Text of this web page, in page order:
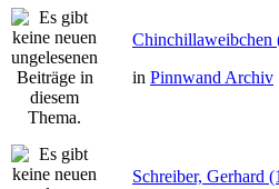
Chinchillaweibchen
in Pinnwand Archiv
Schreiber, Gerhard